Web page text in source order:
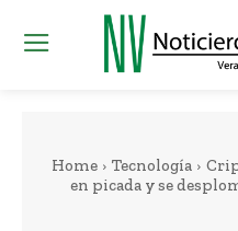
Home Tecnología
en picada y se